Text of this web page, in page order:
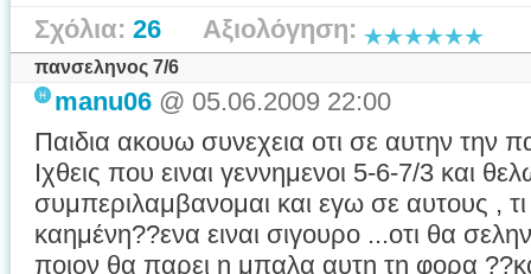
Σχόλια: 26 Αξιολόγηση:
πανσεληνος 7/6
manu06 @ 05.06.2009 22:00
Παιδια ακουω συνεχεια οτι σε αυτην την
Ιχθεις που ειναι γεννημενοι 5-6-7/3 και
συμπεριλαμβανομαι και εγω σε αυτους ,
καημένη??ενα ειναι σιγουρο ...οτι θα
ποιον θα παρει η μπαλα αυτη τη φορα